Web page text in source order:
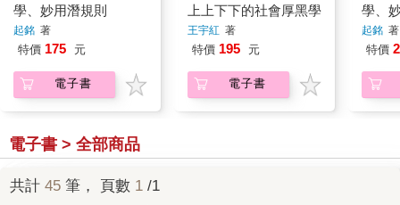
學、妙用潛規則
起銘 著
特價 175 元
電子書
上上下下的社會厚黑學
王宇紅 著
特價 195 元
電子書
學、
版）
起銘 著
特價
電子書 > 全部商品
共計 45 筆， 頁數 1 /1